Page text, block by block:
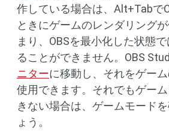
作している場合は、Alt+Tabで
ときにゲームのレンダリング
まり、OBSを最小化した状態
ることができません。OBS
ニターに移動し、それをゲー
使用できます。それでもゲー
きない場合は、ゲームモード
ょう。